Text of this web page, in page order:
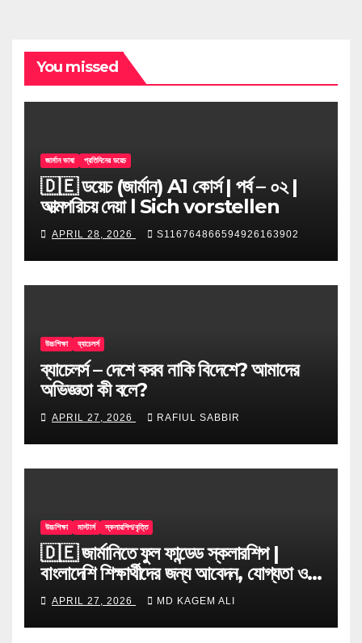
You missed
জার্মান ভাষা প্রতিদিনের ডয়েচ
🇩🇪 ডয়েচ (জার্মান) A1 কোর্স | পর্ব – ০২ |
আত্মপরিচয় দেয়া l Sich vorstellen
APRIL 28, 2026 S116764866594926163902
উচ্চশিক্ষা ব্যাচেলর্স
ব্যাচেলর্স – দেশে করব নাকি বিদেশে? আমাদের
অভিজ্ঞতা কী বলে?
APRIL 27, 2026 RAFIUL SABBIR
উচ্চশিক্ষা মাস্টার্স স্কলারশিপ/বৃত্তি
🇩🇪 জার্মানিতে ফুল ফান্ডেড স্কলারশিপ |
বাংলাদেশি শিক্ষার্থীদের জন্য আবেদন, যোগ্যতা ও
টিপস
APRIL 27, 2026 MD KAGEM ALI